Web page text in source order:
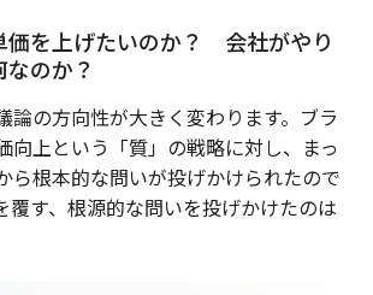
価を上げたいのか？ 会社がやり
のか？
論の方向性が大きく変わります。ブラ
向上という「質」の戦略に対し、まっ
ら根本的な問いが投げかけられたので
覆す、根源的な問いを投げかけたのは